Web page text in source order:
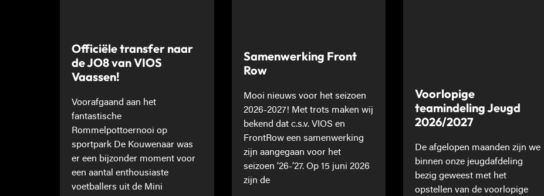
Officiële transfer naar
de JO8 van VIOS
Vaassen!
Voorafgaand aan het
fantastische
Rommelpottoernooi op
sportpark De Kouwenaar was
er een bijzonder moment voor
een aantal enthousiaste
voetballers uit de Mini
Samenwerking Front
Row
Mooi nieuws voor het seizoen
2026-2027! Met trots maken wij
bekend dat c.s.v. VIOS en
FrontRow een samenwerking
zijn aangegaan voor het
seizoen ’26-’27. Op 15 juni 2026
zijn de
Voorlopige
teamindeling Jeugd
2026/2027
De afgelopen maanden zijn we
binnen onze jeugdafdeling
bezig geweest met het
opstellen van de voorlopige